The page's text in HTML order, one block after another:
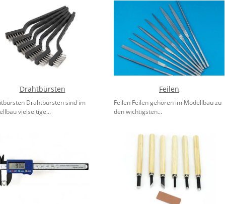
Drahtbürsten
Drahtbürsten sind im
vielseitige...
Feilen
Feilen Feilen gehören im Modellbau zu
den wichtigsten...